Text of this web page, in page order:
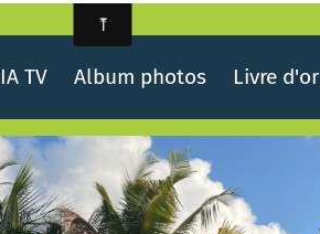
TV Album photos Livre d'or